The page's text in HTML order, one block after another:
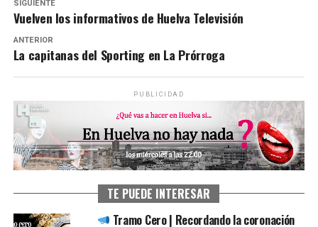
SIGUIENTE
Vuelven los informativos de Huelva Televisión
ANTERIOR
La capitanas del Sporting en La Prórroga
PUBLICIDAD
TE PUEDE INTERESAR
Tramo Cero | Recordando la coronación